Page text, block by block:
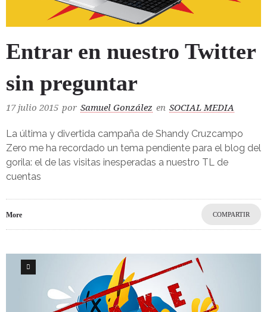
Entrar en nuestro Twitter
sin preguntar
17 julio 2015 por Samuel González en SOCIAL MEDIA
La última y divertida campaña de Shandy Cruzcampo
Zero me ha recordado un tema pendiente para el blog del
gorila: el de las visitas inesperadas a nuestro TL de
cuentas
More COMPARTIR
0